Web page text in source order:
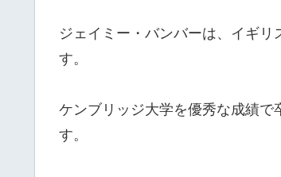
ジェイミー・バンバーは、イギ
す。
ケンブリッジ大学を優秀な成績で
す。